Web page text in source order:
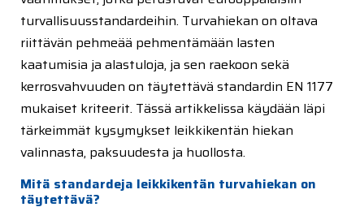
turvallisuusstandardeihin. Turvahiekan on oltava
riittävän pehmeää pehmentämään lasten
kaatumisia ja alastuloja, ja sen raekoon sekä
kerrosvahvuuden on täytettävä standardin EN 1177
mukaiset kriteerit. Tässä artikkelissa käydään läpi
tärkeimmät kysymykset leikkikentän hiekan
valinnasta, paksuudesta ja huollosta.
Mitä standardeja leikkikentän turvahiekan on
täytettävä?